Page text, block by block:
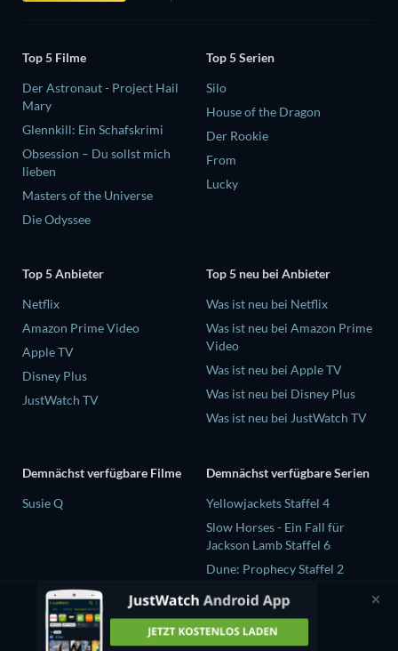
Top 5 Filme
Der Astronaut - Project Hail
Mary
Glennkill: Ein Schafskrimi
Obsession – Du sollst mich
lieben
Masters of the Universe
Die Odyssee
Top 5 Serien
Silo
House of the Dragon
Der Rookie
From
Lucky
Top 5 Anbieter
Netflix
Amazon Prime Video
Apple TV
Disney Plus
JustWatch TV
Top 5 neu bei Anbieter
Was ist neu bei Netflix
Was ist neu bei Amazon Prime
Video
Was ist neu bei Apple TV
Was ist neu bei Disney Plus
Was ist neu bei JustWatch TV
Demnächst verfügbare Filme
Susie Q
Demnächst verfügbare Serien
Yellowjackets Staffel 4
Slow Horses - Ein Fall für
Jackson Lamb Staffel 6
Dune: Prophecy Staffel 2
The Gentlemen Staffel 2
Love Is Blind: UK Staffel 3